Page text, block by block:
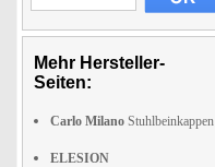
Mehr Hersteller-
Seiten:
Carlo Milano Stuhlbeinkappen
ELESION